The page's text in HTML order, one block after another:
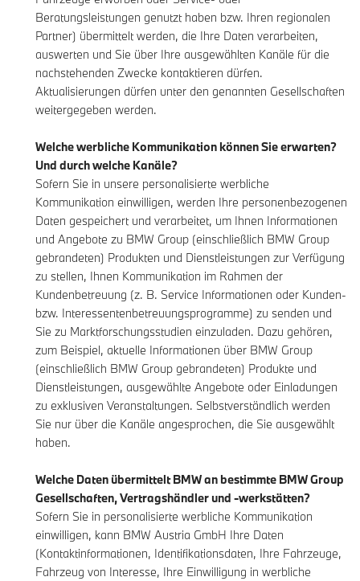
Beratungsleistungen genutzt haben bzw. Ihren regionalen
Partner) übermittelt werden, die Ihre Daten verarbeiten,
auswerten und Sie über Ihre ausgewählten Kanäle für die
nachstehenden Zwecke kontaktieren dürfen.
Aktualisierungen dürfen unter den genannten Gesellschaften
weitergegeben werden.
Welche werbliche Kommunikation können Sie erwarten?
Und durch welche Kanäle?
Sofern Sie in unsere personalisierte werbliche
Kommunikation einwilligen, werden Ihre personenbezogenen
Daten gespeichert und verarbeitet, um Ihnen Informationen
und Angebote zu BMW Group (einschließlich BMW Group
gebrandeten) Produkten und Dienstleistungen zur Verfügung
zu stellen, Ihnen Kommunikation im Rahmen der
Kundenbetreuung (z. B. Service Informationen oder Kunden-
bzw. Interessentenbetreuungsprogramme) zu senden und
Sie zu Marktforschungsstudien einzuladen. Dazu gehören,
zum Beispiel, aktuelle Informationen über BMW Group
(einschließlich BMW Group gebrandeten) Produkte und
Dienstleistungen, ausgewählte Angebote oder Einladungen
zu exklusiven Veranstaltungen. Selbstverständlich werden
Sie nur über die Kanäle angesprochen, die Sie ausgewählt
haben.
Welche Daten übermittelt BMW an bestimmte BMW Group
Gesellschaften, Vertragshändler und -werkstätten?
Sofern Sie in personalisierte werbliche Kommunikation
einwilligen, kann BMW Austria GmbH Ihre Daten
(Kontaktinformationen, Identifikationsdaten, Ihre Fahrzeuge,
Fahrzeug von Interesse, Ihre Einwilligung in werbliche